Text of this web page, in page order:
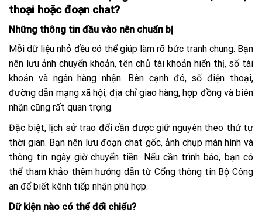
thoại hoặc đoạn chat?
Những thông tin đầu vào nên chuẩn bị
Mỗi dữ liệu nhỏ đều có thể giúp làm rõ bức tranh chung. Bạn
nên lưu ảnh chuyển khoản, tên chủ tài khoản hiển thị, số tài
khoản và ngân hàng nhận. Bên cạnh đó, số điện thoại,
đường dẫn mạng xã hội, địa chỉ giao hàng, hợp đồng và biên
nhận cũng rất quan trọng.
Đặc biệt, lịch sử trao đổi cần được giữ nguyên theo thứ tự
thời gian. Bạn nên lưu đoạn chat gốc, ảnh chụp màn hình và
thông tin ngày giờ chuyển tiền. Nếu cần trình báo, bạn có
thể tham khảo thêm hướng dẫn từ Cổng thông tin Bộ Công
an để biết kênh tiếp nhận phù hợp.
Dữ kiện nào có thể đối chiếu?